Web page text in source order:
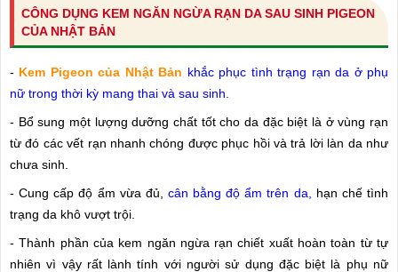
CÔNG DỤNG KEM NGĂN NGỪA RẠN DA SAU SINH PIGEON
CỦA NHẬT BẢN
- Kem Pigeon của Nhật Bản khắc phục tình trạng rạn da ở phụ
nữ trong thời kỳ mang thai và sau sinh.
- Bổ sung một lượng dưỡng chất tốt cho da đặc biệt là ở vùng rạn
từ đó các vết rạn nhanh chóng được phục hồi và trả lời làn da như
chưa sinh.
- Cung cấp độ ẩm vừa đủ, cân bằng độ ẩm trên da,
hạn chế tình
trạng da khô vượt trội.
- Thành phần của kem ngăn ngừa rạn chiết xuất hoàn toàn từ tự
nhiên vì vậy rất lành tính với người sử dụng đặc biệt là phụ nữ